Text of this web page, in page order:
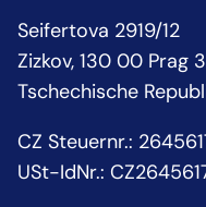
Seifertova 2919/12
Zizkov, 130 00 Prag 3
Tschechische
CZ Steuernr.:
USt-IdNr.: